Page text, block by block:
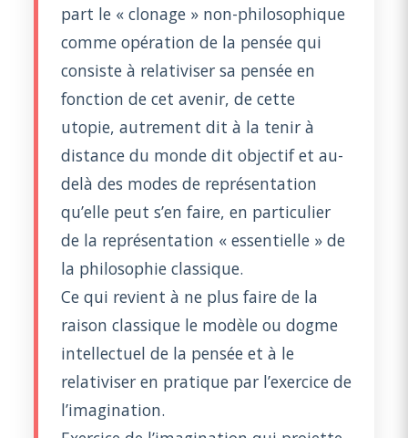
part le « clonage » non-philosophique
comme opération de la pensée qui
consiste à relativiser sa pensée en
fonction de cet avenir, de cette
utopie, autrement dit à la tenir à
distance du monde dit objectif et au-
delà des modes de représentation
qu’elle peut s’en faire, en particulier
de la représentation « essentielle » de
la philosophie classique.
Ce qui revient à ne plus faire de la
raison classique le modèle ou dogme
intellectuel de la pensée et à le
relativiser en pratique par l’exercice de
l’imagination.